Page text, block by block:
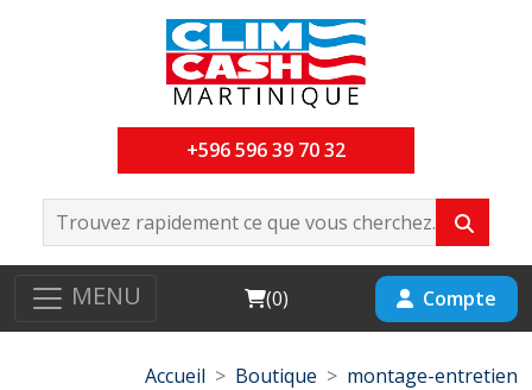
+596 596 39 70 32
MENU Cart
(0) Compte
Accueil Boutique
montage-entretien